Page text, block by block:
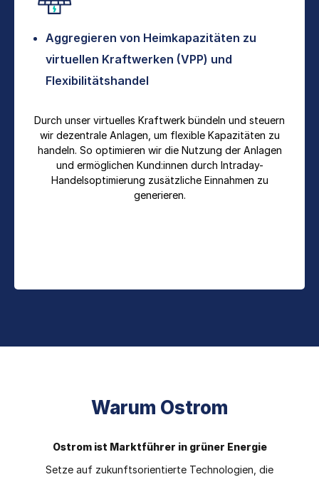
Aggregieren von Heimkapazitäten zu
virtuellen Kraftwerken (VPP) und
Flexibilitätshandel
Durch unser virtuelles Kraftwerk bündeln und steuern
wir dezentrale Anlagen, um flexible Kapazitäten zu
handeln. So optimieren wir die Nutzung der Anlagen
und ermöglichen Kund:innen durch Intraday-
Handelsoptimierung zusätzliche Einnahmen zu
generieren.
Warum Ostrom
Ostrom ist Marktführer in grüner Energie
Setze auf zukunftsorientierte Technologien, die